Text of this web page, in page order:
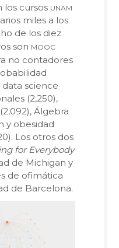
los cursos unam
miles a los
de los diez
son mooc
no contadores
science
(2,250),
Álgebra
y obesidad
Los otros dos
for Everybody
de Michigan y
de ofimática
de Barcelona.